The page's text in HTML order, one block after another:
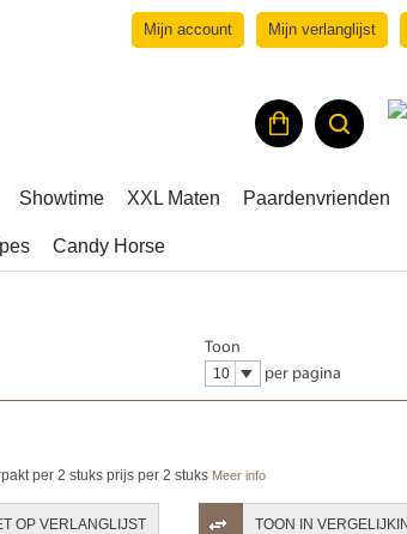
Mijn account Mijn verlanglijst
Showtime XXL Maten Paardenvrienden
Candy Horse
Toon
per pagina
per 2 stuks prijs per 2 stuks Meer info
OP VERLANGLIJST TOON IN